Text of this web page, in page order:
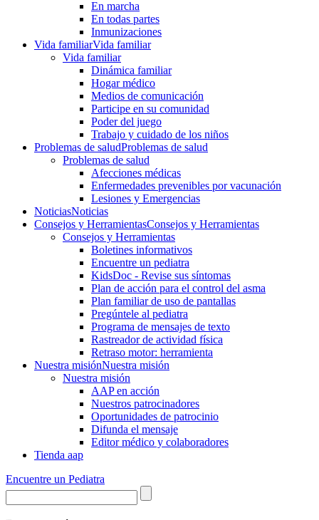
En marcha
En todas partes
Inmunizaciones
Vida familiarVida familiar
Vida familiar
Dinámica familiar
Hogar médico
Medios de comunicación
Participe en su comunidad
Poder del juego
Trabajo y cuidado de los niños
Problemas de saludProblemas de salud
Problemas de salud
Afecciones médicas
Enfermedades prevenibles por vacunación
Lesiones y Emergencias
NoticiasNoticias
Consejos y HerramientasConsejos y Herramientas
Consejos y Herramientas
Boletines informativos
Encuentre un pediatra
KidsDoc - Revise sus síntomas
Plan de acción para el control del asma
Plan familiar de uso de pantallas
Pregúntele al pediatra
Programa de mensajes de texto
Rastre​​ador de activida​d física
Retraso motor: herramienta
Nuestra misiónNuestra misión
Nuestra misión
AAP en acción
Nuestros patrocinadores
Oportunidades de patrocinio
Difunda el mensaje
Editor médico y colaboradores
Tienda aap
Encuentre un Pediatra